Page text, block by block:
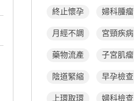
終止懷孕 婦科腫瘤
月經不調 宮頸疾病
藥物流產 子宮肌瘤
陰道緊縮 早孕檢查
上環取環 婦科檢查